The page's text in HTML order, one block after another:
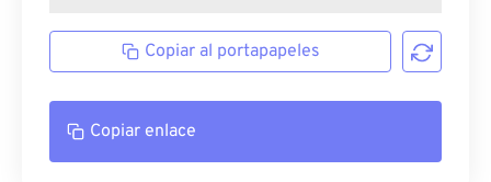
Copiar al portapapeles
Copiar enlace